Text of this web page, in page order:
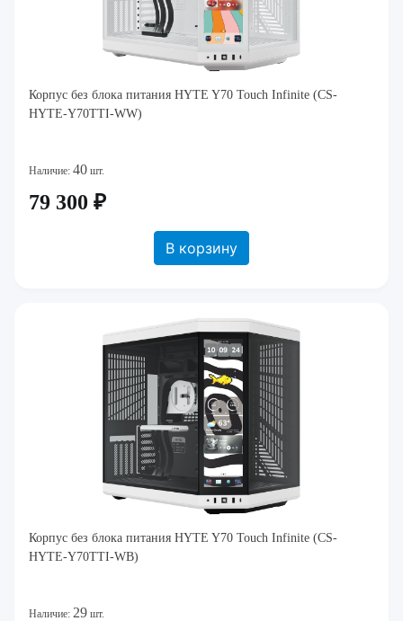
Корпус без блока питания HYTE Y70 Touch Infinite (CS-
HYTE-Y70TTI-WW)
Наличие: 40 шт.
79 300 ₽
В корзину
Корпус без блока питания HYTE Y70 Touch Infinite (CS-
HYTE-Y70TTI-WB)
Наличие: 29 шт.